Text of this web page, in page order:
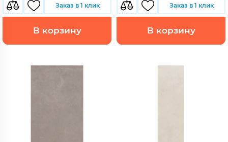
Заказ в 1 клик
В корзину
Заказ в 1 клик
В корзину